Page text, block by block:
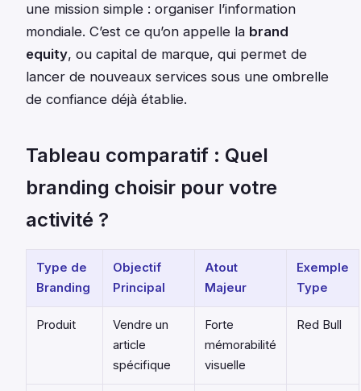
une mission simple : organiser l’information
mondiale. C’est ce qu’on appelle la brand
equity, ou capital de marque, qui permet de
lancer de nouveaux services sous une ombrelle
de confiance déjà établie.
Tableau comparatif : Quel
branding choisir pour votre
activité ?
Type de
Branding
Objectif
Principal
Atout
Majeur
Exemple
Type
Produit
Vendre un
article
spécifique
Forte
mémorabilité
visuelle
Red Bull